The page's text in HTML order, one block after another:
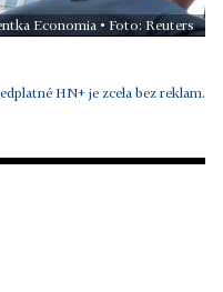
Economia • Foto: Reuters
HN+ je zcela bez reklam.